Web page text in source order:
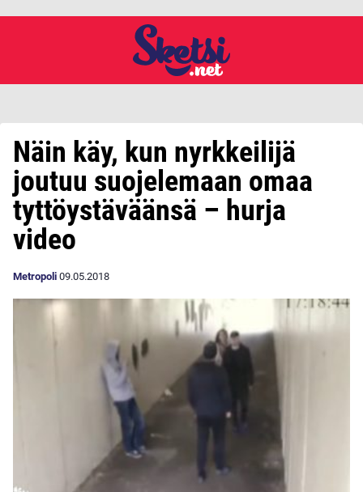
Näin käy, kun nyrkkeilijä
joutuu suojelemaan omaa
tyttöystäväänsä – hurja
video
Metropoli 09.05.2018